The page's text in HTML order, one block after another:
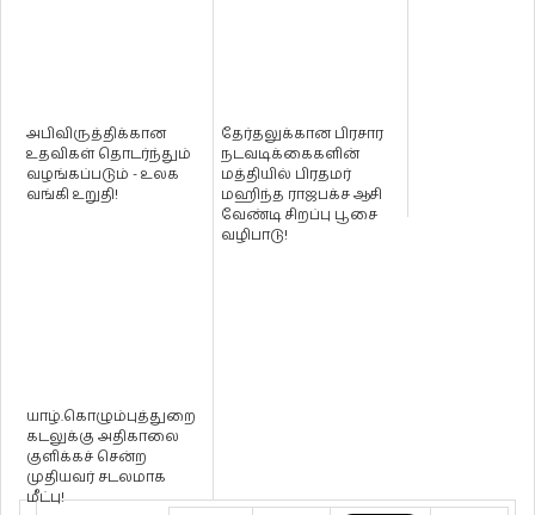
அபிவிருத்திக்கான
உதவிகள் தொடர்ந்தும்
வழங்கப்படும் - உலக
வங்கி உறுதி!
தேர்தலுக்கான பிரசார
நடவடிக்கைகளின்
மத்தியில் பிரதமர்
மஹிந்த ராஜபக்ச ஆசி
வேண்டி சிறப்பு பூசை
வழிபாடு!
யாழ்.கொழும்புத்துறை
கடலுக்கு அதிகாலை
குளிக்கச் சென்ற
முதியவர் சடலமாக
மீட்பு!